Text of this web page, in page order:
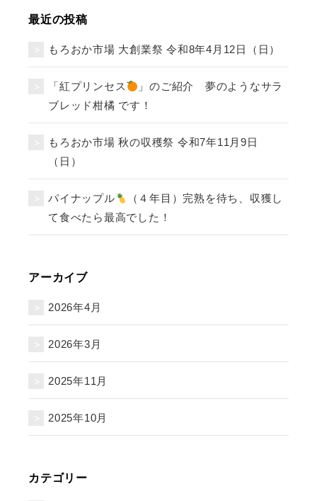
最近の投稿
もろおか市場 大創業祭 令和8年4月12日（日）
「紅プリンセス
」のご紹介 夢のようなサラ
ブレッド柑橘 です！
もろおか市場 秋の収穫祭 令和7年11月9日
（日）
パイナップル
（４年目）完熟を待ち、収獲し
て食べたら最高でした！
アーカイブ
2026年4月
2026年3月
2025年11月
2025年10月
カテゴリー